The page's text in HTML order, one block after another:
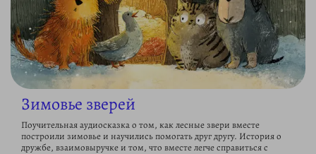
Зимовье зверей
Поучительная аудиосказка о том, как лесные звери вместе
построили зимовье и научились помогать друг другу. История о
дружбе, взаимовыручке и том, что вместе легче справиться с